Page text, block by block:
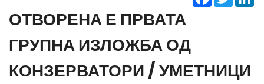
ОТВОРЕНА Е ПРВАТА
ГРУПНА ИЗЛОЖБА ОД
КОНЗЕРВАТОРИ / УМЕТНИЦИ